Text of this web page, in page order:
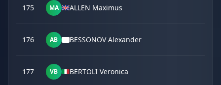
175 MA ALLEN Maximus
176 AB BESSONOV Alexander
177 VB BERTOLI Veronica